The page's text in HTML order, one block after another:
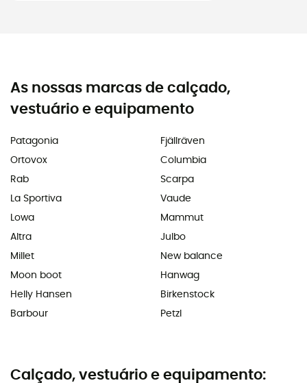
As nossas marcas de calçado,
vestuário e equipamento
Patagonia
Ortovox
Rab
La Sportiva
Lowa
Altra
Millet
Moon boot
Helly Hansen
Barbour
Fjällräven
Columbia
Scarpa
Vaude
Mammut
Julbo
New balance
Hanwag
Birkenstock
Petzl
Calçado, vestuário e equipamento: